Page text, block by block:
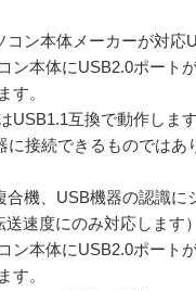
ン本体メーカーが対応
本体にUSB2.0ポート
す。
互換で動作します
接続できるものではあ
機、USB機器の認識に
速度にのみ対応します）
本体にUSB2.0ポート
す。